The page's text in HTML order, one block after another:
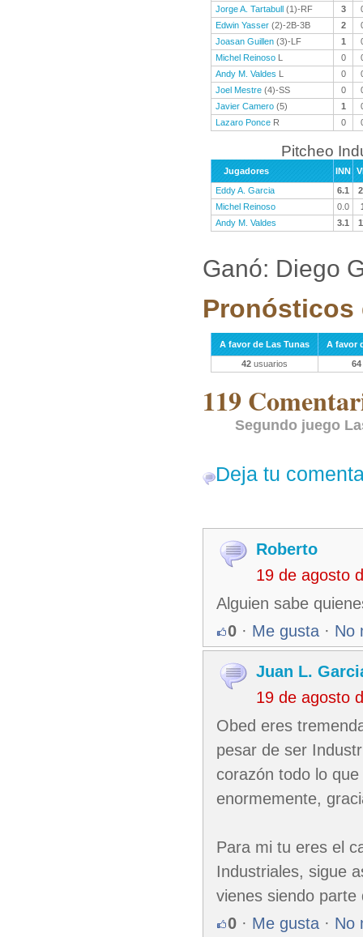
Jorge A. Tartabull (1)-RF 3
Edwin Yasser (2)-2B-3B 2
Joasan Guillen (3)-LF 1
Michel Reinoso L 0
Andy M. Valdes L 0
Joel Mestre (4)-SS 0
Javier Camero (5) 1
Lazaro Ponce R 0
Pitcheo
Jugadores INN
Eddy A. Garcia
6.1
Michel Reinoso
0.0
Andy M. Valdes
3.1
Ganó: Diego
Pronósticos
A favor de Las Tunas
A favor
42 usuarios 64
119
Segundo juego
Deja tu
Roberto
19 de agosto
Alguien sabe
0 · Me gusta · No
Juan L.
19 de agosto
Obed eres
pesar de ser
corazón todo lo
enormemente,
Para mi tu eres el
Industriales, sigue
vienes siendo
0 · Me gusta · No